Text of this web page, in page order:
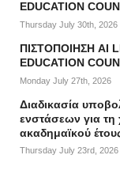
EDUCATION
Thursday July 30th, 2026
ΠΙΣΤΟΠΟΙΗΣΗ AI
EDUCATION
Monday July 27th, 2026
Διαδικασία
ενστάσεων για
ακαδημαϊκού
Thursday July 23rd, 2026